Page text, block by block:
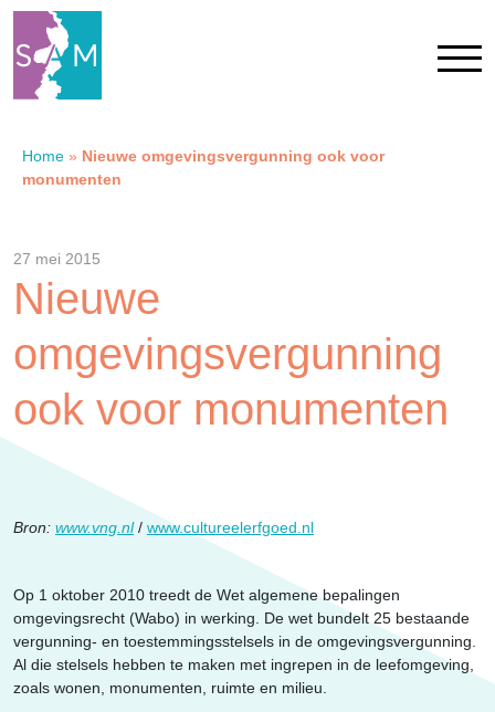
Home
Contact
SAM Limburg
Actueel
Erfgoed
Home » Nieuwe omgevingsvergunning ook voor
monumenten
27 mei 2015
Nieuwe
omgevingsvergunning
ook voor monumenten
Bron: www.vng.nl/ www.cultureelerfgoed.nl
Op 1 oktober 2010 treedt de Wet algemene bepalingen
omgevingsrecht (Wabo) in werking. De wet bundelt 25 bestaande
vergunning- en toestemmingsstelsels in de omgevingsvergunning.
Al die stelsels hebben te maken met ingrepen in de leefomgeving,
zoals wonen, monumenten, ruimte en milieu.